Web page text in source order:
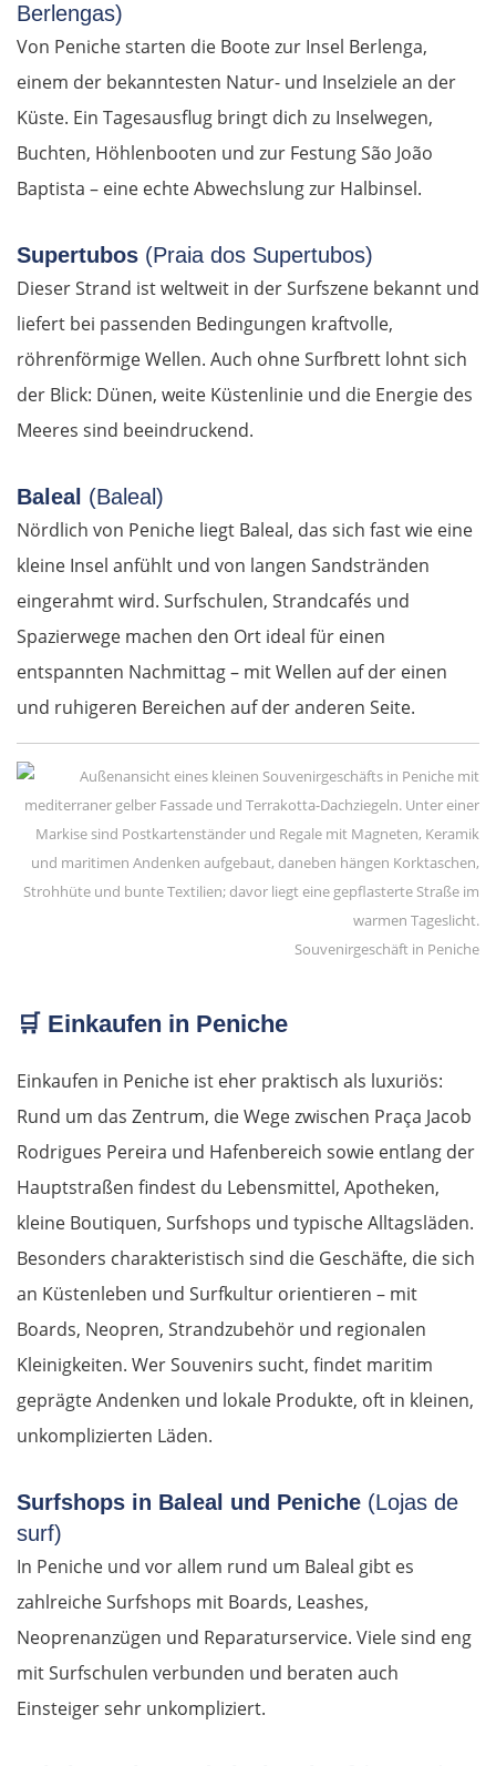
Berlengas)
Von Peniche starten die Boote zur Insel Berlenga,
einem der bekanntesten Natur- und Inselziele an der
Küste. Ein Tagesausflug bringt dich zu Inselwegen,
Buchten, Höhlenbooten und zur Festung São João
Baptista – eine echte Abwechslung zur Halbinsel.
Supertubos (Praia dos Supertubos)
Dieser Strand ist weltweit in der Surfszene bekannt und
liefert bei passenden Bedingungen kraftvolle,
röhrenförmige Wellen. Auch ohne Surfbrett lohnt sich
der Blick: Dünen, weite Küstenlinie und die Energie des
Meeres sind beeindruckend.
Baleal (Baleal)
Nördlich von Peniche liegt Baleal, das sich fast wie eine
kleine Insel anfühlt und von langen Sandstränden
eingerahmt wird. Surfschulen, Strandcafés und
Spazierwege machen den Ort ideal für einen
entspannten Nachmittag – mit Wellen auf der einen
und ruhigeren Bereichen auf der anderen Seite.
Souvenirgeschäft in Peniche
🛒 Einkaufen in Peniche
Einkaufen in Peniche ist eher praktisch als luxuriös:
Rund um das Zentrum, die Wege zwischen Praça Jacob
Rodrigues Pereira und Hafenbereich sowie entlang der
Hauptstraßen findest du Lebensmittel, Apotheken,
kleine Boutiquen, Surfshops und typische Alltagsläden.
Besonders charakteristisch sind die Geschäfte, die sich
an Küstenleben und Surfkultur orientieren – mit
Boards, Neopren, Strandzubehör und regionalen
Kleinigkeiten. Wer Souvenirs sucht, findet maritim
geprägte Andenken und lokale Produkte, oft in kleinen,
unkomplizierten Läden.
Surfshops in Baleal und Peniche (Lojas de
surf)
In Peniche und vor allem rund um Baleal gibt es
zahlreiche Surfshops mit Boards, Leashes,
Neoprenanzügen und Reparaturservice. Viele sind eng
mit Surfschulen verbunden und beraten auch
Einsteiger sehr unkompliziert.
OSTROUTE
Estland
Tallinn
Rapla